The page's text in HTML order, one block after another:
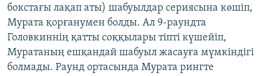
бокстағы лақап аты) шабуылдар сериясына көшіп,
Мурата қорғанумен болды. Ал 9-раундта
Головкиннің қатты соққылары тіпті күшейіп,
Муратаның ешқандай шабуыл жасауға мүмкіндігі
болмады. Раунд ортасында Мурата рингте